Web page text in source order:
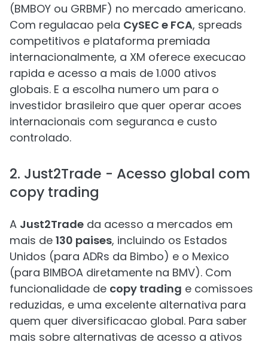
(BMBOY ou GRBMF) no mercado americano.
Com regulacao pela CySEC e FCA, spreads
competitivos e plataforma premiada
internacionalmente, a XM oferece execucao
rapida e acesso a mais de 1.000 ativos
globais. E a escolha numero um para o
investidor brasileiro que quer operar acoes
internacionais com seguranca e custo
controlado.
2. Just2Trade - Acesso global com
copy trading
A Just2Trade da acesso a mercados em
mais de 130 paises, incluindo os Estados
Unidos (para ADRs da Bimbo) e o Mexico
(para BIMBOA diretamente na BMV). Com
funcionalidade de copy trading e comissoes
reduzidas, e uma excelente alternativa para
quem quer diversificacao global. Para saber
mais sobre alternativas de acesso a ativos